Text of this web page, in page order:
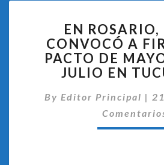
MILEI
A
EL
EN
CONVOCÓ A
PACTO DE
JULIO EN
By Editor Principal |